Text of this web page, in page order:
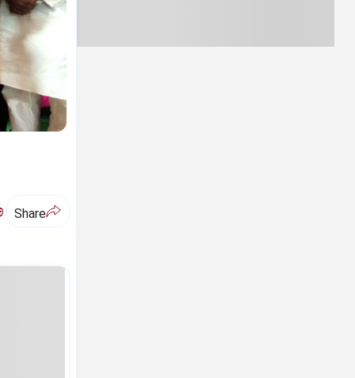
Share